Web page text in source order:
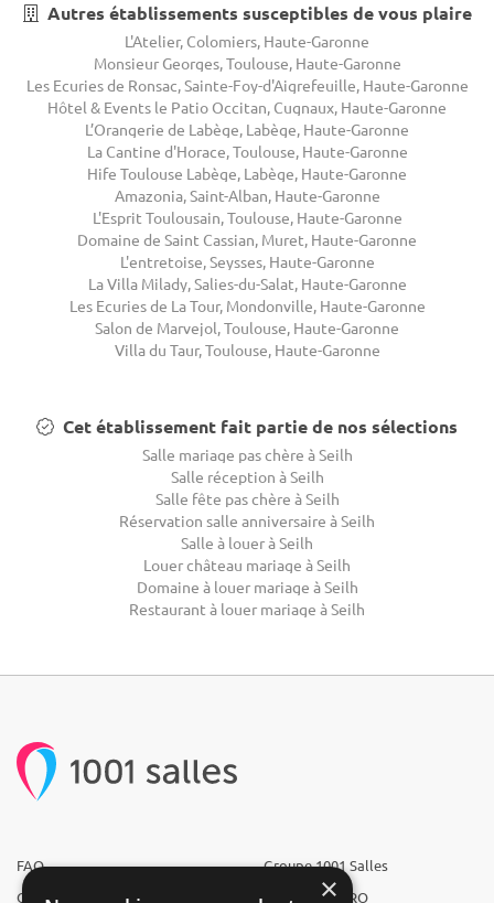
Autres établissements susceptibles de vous plaire
L'Atelier, Colomiers, Haute-Garonne
Monsieur Georges, Toulouse, Haute-Garonne
Les Ecuries de Ronsac, Sainte-Foy-d'Aigrefeuille, Haute-Garonne
Hôtel & Events le Patio Occitan, Cugnaux, Haute-Garonne
L’Orangerie de Labège, Labège, Haute-Garonne
La Cantine d'Horace, Toulouse, Haute-Garonne
Hife Toulouse Labège, Labège, Haute-Garonne
Amazonia, Saint-Alban, Haute-Garonne
L'Esprit Toulousain, Toulouse, Haute-Garonne
Domaine de Saint Cassian, Muret, Haute-Garonne
L'entretoise, Seysses, Haute-Garonne
La Villa Milady, Salies-du-Salat, Haute-Garonne
Les Ecuries de La Tour, Mondonville, Haute-Garonne
Salon de Marvejol, Toulouse, Haute-Garonne
Villa du Taur, Toulouse, Haute-Garonne
Cet établissement fait partie de nos sélections
Salle mariage pas chère à Seilh
Salle réception à Seilh
Salle fête pas chère à Seilh
Réservation salle anniversaire à Seilh
Salle à louer à Seilh
Louer château mariage à Seilh
Domaine à louer mariage à Seilh
Restaurant à louer mariage à Seilh
FAQ
Qui sommes-nous ?
Groupe 1001 Salles
1001 Salles PRO
×